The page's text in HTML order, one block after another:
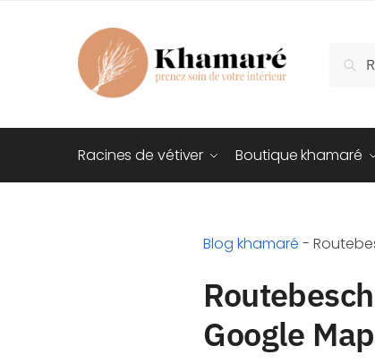
Racines de vétiver Boutique khamaré
Blog khamaré -
Google